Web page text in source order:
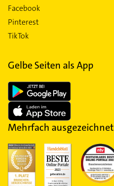
Facebook
Pinterest
TikTok
Gelbe Seiten als App
Mehrfach ausgezeichnet